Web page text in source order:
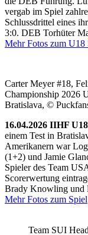
vergab im Spiel
Schlussdrittel eines
3:0. DEB Torhüter
Mehr Fotos zum
Carter Meyer #18,
Championship 2026
Bratislava, ©
16.04.2026 IIHF
einem Test in
Amerikanern war
(1+2) und Jamie
Spieler des Team
Scorerwertung
Brady Knowling und
Mehr Fotos zum Spiel
Team SUI